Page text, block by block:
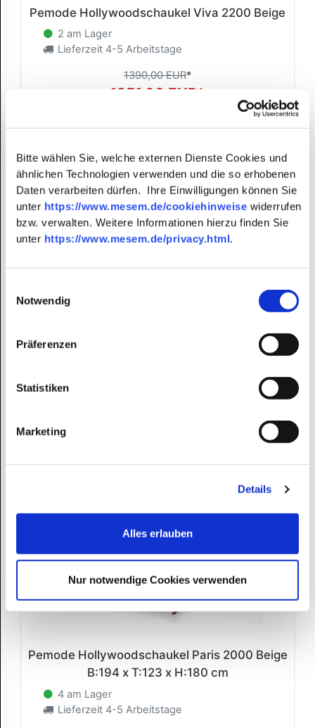
Bitte wählen Sie, welche externen Dienste Cookies und
ähnlichen Technologien verwenden und die so erhobenen
Daten verarbeiten dürfen. Ihre Einwilligungen können Sie
unter https://www.mesem.de/cookiehinweise widerrufen
bzw. verwalten. Weitere Informationen hierzu finden Sie
unter https://www.mesem.de/privacy.html.
Notwendig
Präferenzen
Statistiken
Marketing
Details
Alles erlauben
Nur notwendige Cookies verwenden
Pemode Hollywoodschaukel Viva 2200 Beige
2 am Lager
Lieferzeit 4-5 Arbeitstage
1390,00 EUR*
1251,00 EUR*
Iroko-Holz B:235 x T:134 x H:195 cm
Pemode Hollywoodschaukel Paris 2000 Beige
B:194 x T:123 x H:180 cm
4 am Lager
Lieferzeit 4-5 Arbeitstage